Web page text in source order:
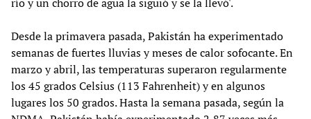
Desde la primavera pasada, Pakistán ha experimentado
semanas de fuertes lluvias y meses de calor sofocante. En
marzo y abril, las temperaturas superaron regularmente
los 45 grados Celsius (113 Fahrenheit) y en algunos
lugares los 50 grados. Hasta la semana pasada, según la